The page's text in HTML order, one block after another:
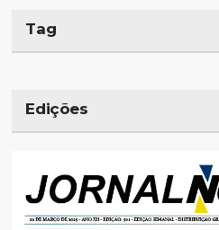
Tag
Edições